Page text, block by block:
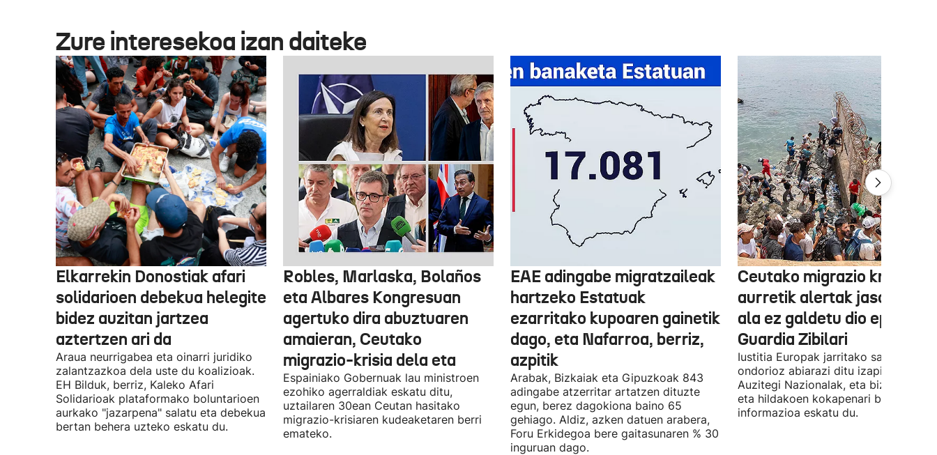
Zure interesekoa izan daiteke
Elkarrekin Donostiak afari
solidarioen debekua helegite
bidez auzitan jartzea
aztertzen ari da
Araua neurrigabea eta oinarri juridiko
zalantzazkoa dela uste du koalizioak.
EH Bilduk, berriz, Kaleko Afari
Solidarioak plataformako boluntarioen
aurkako "jazarpena" salatu eta debekua
bertan behera uzteko eskatu du.
Robles, Marlaska, Bolaños
eta Albares Kongresuan
agertuko dira abuztuaren
amaieran, Ceutako
migrazio-krisia dela eta
Espainiako Gobernuak lau ministroen
ezohiko agerraldiak eskatu ditu,
uztailaren 30ean Ceutan hasitako
migrazio-krisiaren kudeaketaren berri
emateko.
EAE adingabe migratzaileak
hartzeko Estatuak
ezarritako kupoaren gainetik
dago, eta Nafarroa, berriz,
azpitik
Arabak, Bizkaiak eta Gipuzkoak 843
adingabe atzerritar artatzen dituzte
egun, berez dagokiona baino 65
gehiago. Aldiz, azken datuen arabera,
Foru Erkidegoa bere gaitasunaren % 30
inguruan dago.
Ceutako migrazio krisiaren
aurretik alertak jaso zituen
ala ez galdetu dio epaileak
Guardia Zibilari
Iustitia Europak jarritako salaketaren
ondorioz abiarazi ditu izapideak
Auzitegi Nazionalak, eta bizi direnen
eta hildakoen kokapenari buruzko
informazioa eskatu du.